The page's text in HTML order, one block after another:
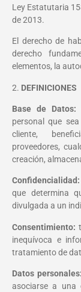
Ley Estatutaria
de 2013.
El derecho de
derecho
elementos, la
2. DEFINICIONES
Base de Datos:
personal que
cliente,
proveedores,
creación,
Confidencialidad:
que determina
divulgada a un
Consentimiento:
inequívoca e
tratamiento de
Datos personales:
asociarse a una